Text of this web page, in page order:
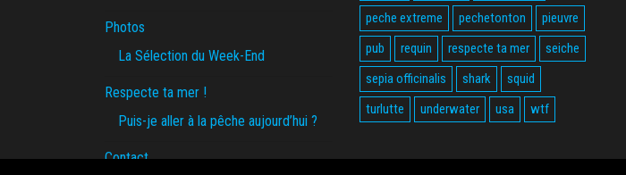
Photos
La Sélection du Week-End
Respecte ta mer !
Puis-je aller à la pêche aujourd’hui ?
Contact
peche extreme
pechetonton
pieuvre
pub
requin respecte ta mer
seiche
sepia officinalis
shark
squid
turlutte
underwater usa wtf